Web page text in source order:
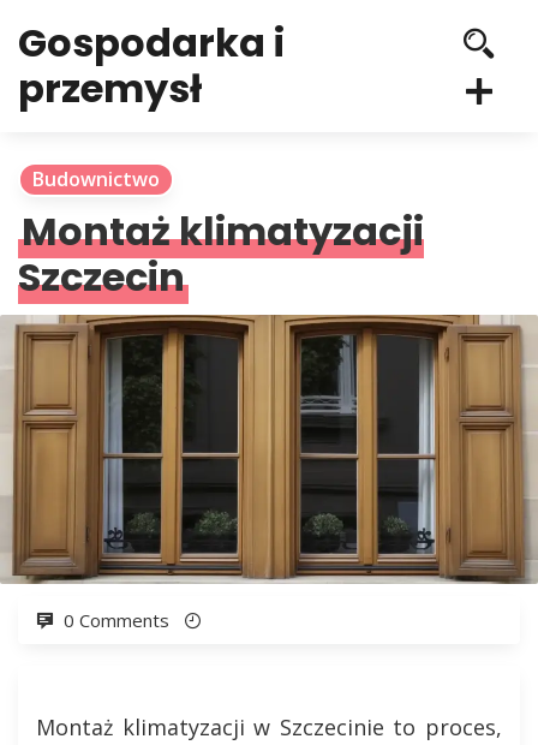
Gospodarka i
przemysł
Budownictwo
Montaż klimatyzacji
Szczecin
0 Comments
Montaż klimatyzacji w Szczecinie to proces,